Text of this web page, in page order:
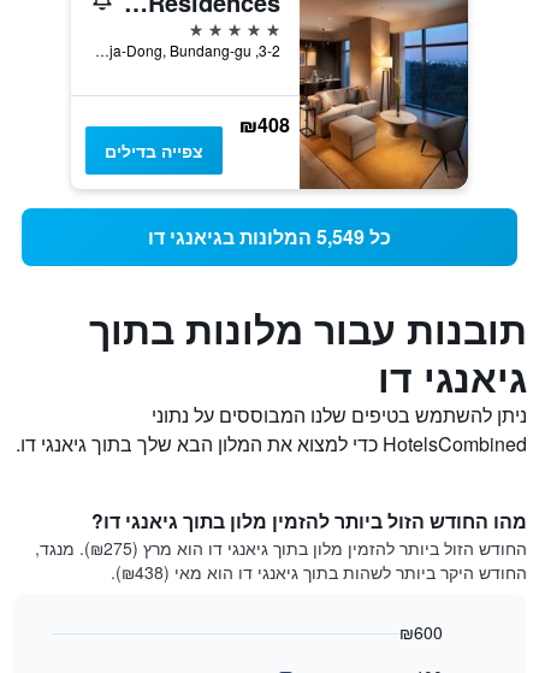
5 כוכבים
3-2, Jeongja-Dong, Bundang-gu, סיאונגנאם, דרום קוריאה
₪408
צפייה בדילים
כל 5,549 המלונות בגיאנגי דו
תובנות עבור מלונות בתוך
גיאנגי דו
ניתן להשתמש בטיפים שלנו המבוססים על נתוני
HotelsCombined כדי למצוא את המלון הבא שלך בתוך גיאנגי דו.
מהו החודש הזול ביותר להזמין מלון בתוך גיאנגי דו?
החודש הזול ביותר להזמין מלון בתוך גיאנגי דו הוא מרץ (₪275). מנגד,
החודש היקר ביותר לשהות בתוך גיאנגי דו הוא מאי (₪438).
₪600